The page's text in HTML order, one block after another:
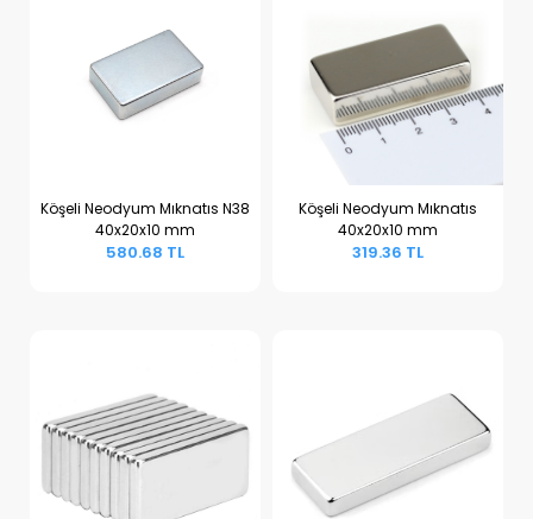
Sepete Ekle
Köşeli Neodyum Mıknatıs N38
40x20x10 mm
580.68 TL
Sepete Ekle
Köşeli Neodyum Mıknatıs
40x20x10 mm
319.36 TL